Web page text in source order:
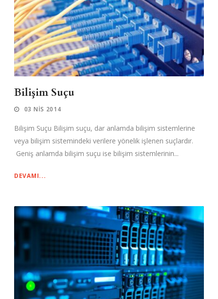
Bilişim Suçu
03 NIS 2014
Bilişim Suçu Bilişim suçu, dar anlamda bilişim sistemlerine
veya bilişim sistemindeki verilere yönelik işlenen suçlardır.
Geniş anlamda bilişim suçu ise bilişim sistemlerinin...
DEVAMI...